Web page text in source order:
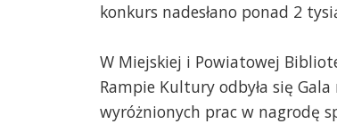
konkurs nadesłano ponad 2
W Miejskiej i Powiatowej
Rampie Kultury odbyła się
wyróżnionych prac w nagrodę